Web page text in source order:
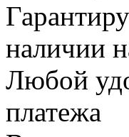
наличии
Любой
платежа